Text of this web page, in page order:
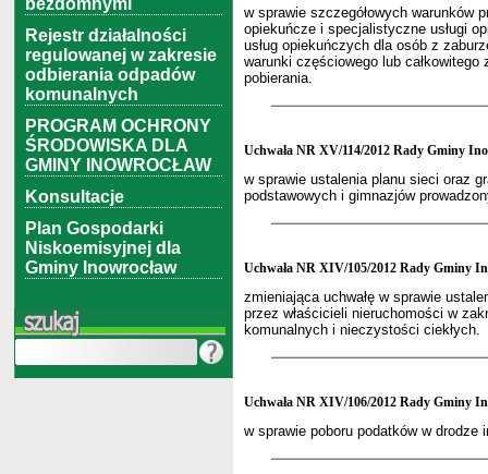
bezdomnymi
Rejestr działalności
regulowanej w zakresie
odbierania odpadów
komunalnych
PROGRAM OCHRONY
ŚRODOWISKA DLA
GMINY INOWROCŁAW
Konsultacje
Plan Gospodarki
Niskoemisyjnej dla
Gminy Inowrocław
w sprawie szczegółowych warunków
opiekuńcze i specjalistyczne usługi
usług opiekuńczych dla osób z
warunki częściowego lub
pobierania.
Uchwała NR XV/114/2012 Rady Gminy
w sprawie ustalenia planu sieci oraz
podstawowych i gimnazjów
Uchwała NR XIV/105/2012 Rady Gminy
zmieniająca uchwałę w sprawie
przez właścicieli nieruchomości w
komunalnych i nieczystości ciekłych.
Uchwała NR XIV/106/2012 Rady Gminy
w sprawie poboru podatków w drodze